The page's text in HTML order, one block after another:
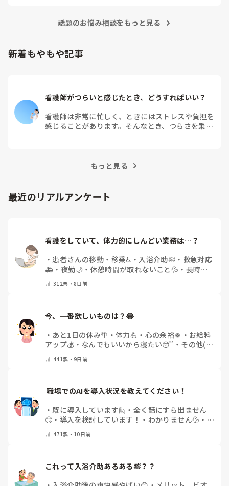
やっぱり数をこなしていかないとどうにもならないんでしょ
話題のお悩み相談をもっと見る
新着もやもや記事
看護師がつらいと感じたとき、どうすればいい？
看護師は非常に忙しく、ときにはストレスや負担を
感じることがあります。そんなとき、つらさを乗り
もっと見る
最近のリアルアンケート
看護をしていて、体力的にしんどい業務は…？
・ 患者さんの移動・移乗♿ ・ 入浴介助🛀 ・ 救急対応
🚑 ・ 夜勤🌙 ・ 休憩時間が取れないこと💦 ・ 長時間
思わない😊・
312票・ 8日前
今、一番欲しいものは？😂
・ あと1日の休み🌴 ・ 体力💪 ・ 心の余裕🍀 ・ お給料
アップ💰 ・ なんでもいいから寝たい😴 ・ その他(コ
441票・9日前
職場でのAIを導入状況を教えてください！
・既に導入しています🙋 ・ 全く話にすら出ません
🙄 ・ 導入を検討しています！ ・ わかりません💦 ・ そ
471票・ 10日前
これって入浴介助あるある🛀？？